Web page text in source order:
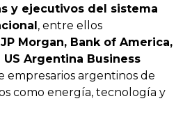
y ejecutivos del sistema
, entre ellos
JP Morgan, Bank of America,
Argentina Business
empresarios argentinos de
como energía, tecnología y